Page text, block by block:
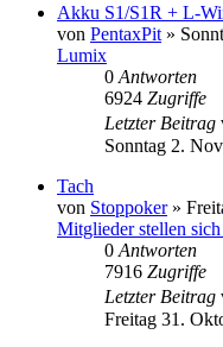
Akku S1/S1R + L-
von PentaxPit »
Lumix
0 Antworten
6924 Zugriffe
Letzter Beitrag
Sonntag 2.
Tach
von Stoppoker»
Mitglieder stellen
0 Antworten
7916 Zugriffe
Letzter Beitrag
Freitag 31.